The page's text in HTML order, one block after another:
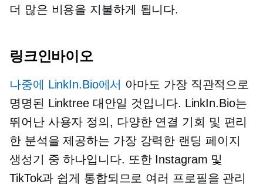
더 많은 비용을 지불하게 됩니다.
링크인바이오
나중에 LinkIn.Bio에서 아마도 가장 직관적으로
명명된 Linktree 대안일 것입니다. LinkIn.Bio는
뛰어난 사용자 정의, 다양한 연결 기회 및 편리
한 분석을 제공하는 가장 강력한 랜딩 페이지
생성기 중 하나입니다. 또한 Instagram 및
TikTok과 쉽게 통합되므로 여러 프로필을 관리